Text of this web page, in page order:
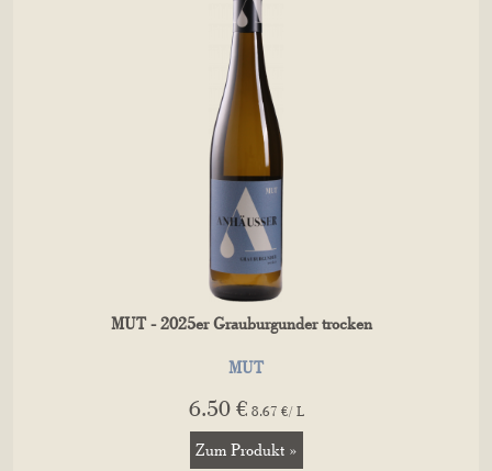
MUT - 2025er Grauburgunder trocken
MUT
6.50 € 8.67 €/ L
Zum Produkt »